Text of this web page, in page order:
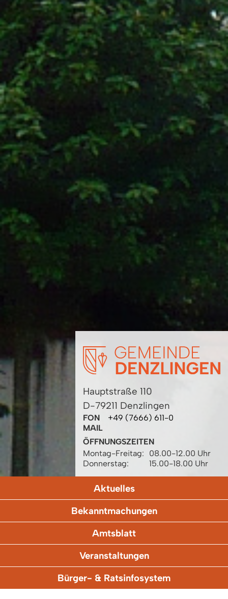
Hauptstraße 110
D-79211 Denzlingen
FON
+49 (7666) 611-0
MAIL
ÖFFNUNGSZEITEN
Montag-Freitag:
08.00-12.00 Uhr
Donnerstag:
15.00-18.00 Uhr
Aktuelles
Bekanntmachungen
Amtsblatt
Veranstaltungen
Bürger- & Ratsinfosystem